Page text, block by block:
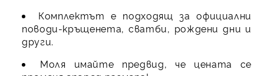
Комплектът е подходящ за официални
поводи-кръщенета, сватби, рождени дни и
други.
Моля имайте предвид, че цената се